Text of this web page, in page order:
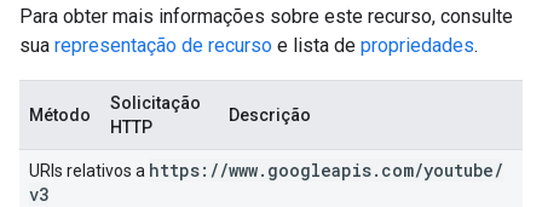
Para obter mais informações sobre este recurso, consulte
sua representação de recurso e lista de propriedades.
Método
Solicitação
HTTP
Descrição
URIs relativos a https: //www. googleapis. com/youtube/
v3